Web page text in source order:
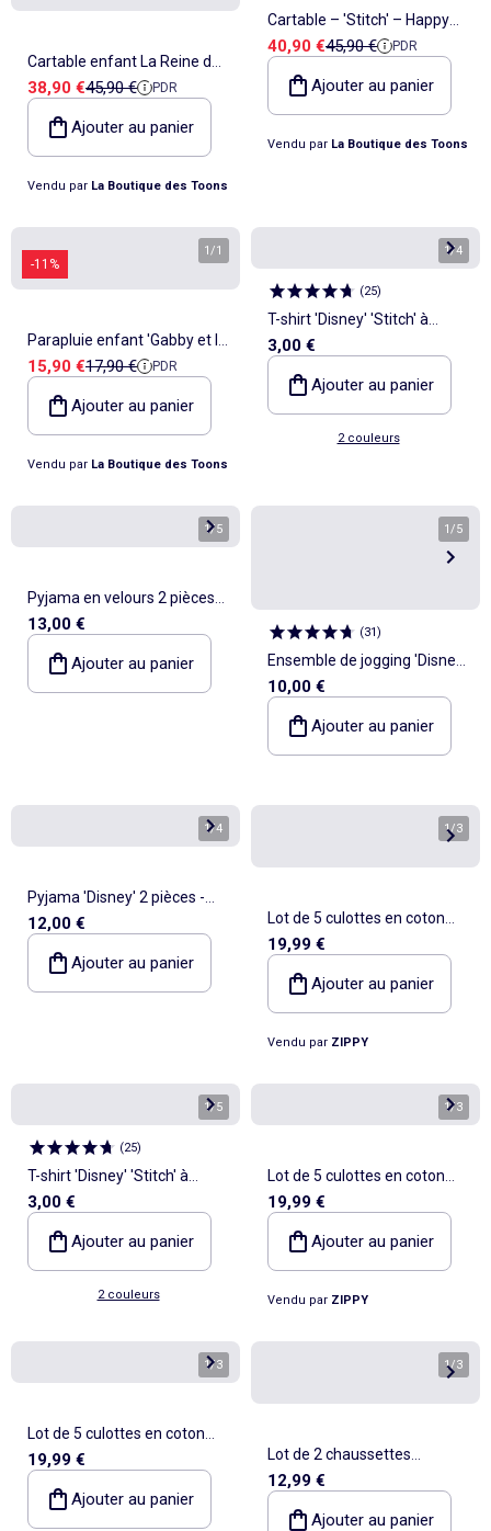
Cartable enfant La Reine des
Neiges avec Anna et Elsa 41
CM - Qualité premium
Prix de vente
38,90 €Prix de référence
45,90 € PDR
Ajouter au panier
Vendu par La Boutique des Toons
Cartable – 'Stitch' – Happy
38 CM
Prix de vente
40,90 €Prix de référence
45,90 € PDR
Ajouter au panier
Vendu par La Boutique des Toons
-11%
1 /1
Parapluie enfant 'Gabby et la
Maison Magique' – 43 cm,
anse PVC
Prix de vente
15,90 €Prix de référence
17,90 € PDR
Ajouter au panier
Vendu par La Boutique des Toons
1/4
(25)
T-shirt 'Disney' 'Stitch' à
manches courtes
3,00 €
Ajouter au panier
2 couleurs
1/5
Pyjama en velours 2 pièces
'Winnie'
13,00 €
Ajouter au panier
1 /5
(31)
Ensemble de jogging 'Disney'
en molleton non gratté
(french terry) - 2 pièces :
sweat + pantalon
10,00 €
Ajouter au panier
1/4
Pyjama 'Disney' 2 pièces -
Sweat + pantalon
12,00 €
Ajouter au panier
1/3
Lot de 5 culottes en coton
avec imprimés Hello Kitty
19,99 €
Ajouter au panier
Vendu par ZIPPY
1/5
(25)
T-shirt 'Disney' 'Stitch' à
manches courtes
3,00 €
Ajouter au panier
2 couleurs
1/3
Lot de 5 culottes en coton
avec imprimés Kuromi
19,99 €
Ajouter au panier
Vendu par ZIPPY
1/3
Lot de 5 culottes en coton
avec imprimés Jessie
19,99 €
Ajouter au panier
1/3
Lot de 2 chaussettes
antidérapantes en éponge
avec Stitch
12,99 €
Ajouter au panier